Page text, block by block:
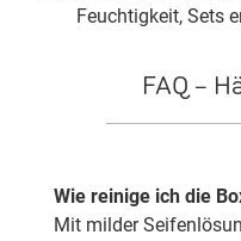
Feuchtigkeit, Sets
FAQ –
Wie reinige ich die
Mit milder